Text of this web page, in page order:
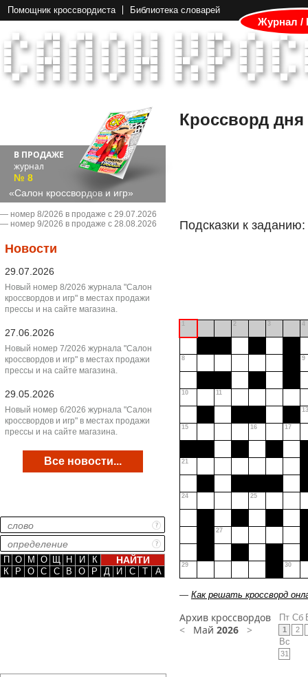
Помощник кроссвордиста Библиотека словарей
Журнал /
В ПРОДАЖЕ
журнал
№ 8
«Салон кроссвордов и игр»
― номер 8/2026 в продаже с 29.07.2026
― номер 9/2026 в продаже с 28.08.2026
Новости
29.07.2026
Новый номер 8/2026 журнала "Салон
кроссвордов и игр" в местах продажи
прессы и на сайте магазина.
27.06.2026
Новый номер 7/2026 журнала "Салон
кроссвордов и игр" в местах продажи
прессы и на сайте магазина.
29.05.2026
Новый номер 6/2026 журнала "Салон
кроссвордов и игр" в местах продажи
прессы и на сайте магазина.
Все новости...
П О М О Щ Н И
К
К
Р О С С В О Р Д И С Т А
Кроссворд дня
Подсказки к заданию:
1 2 3 4
8 9
10 11
13
15 16 17
21
24 25
27
29 30
— Как решать кроссворд
Архив кроссвордов
< Май 2026 >
Пт
1
Сб
2
Вс
31